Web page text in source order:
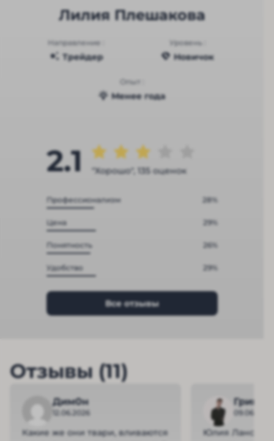
Лилия Плешакова
Направление :
Трейдер
Уровень :
Новичок
Опыт :
Менее года
2.1 "Хорошо", 135 оценок
Профессионализм 28%
Цена 29%
Понятность 26%
Удобство 29%
Все отзывы
Отзывы (11)
Дим0н
12.06.2026
Какие же они твари, вливаются
09.06.2026
Юлия Ланске,